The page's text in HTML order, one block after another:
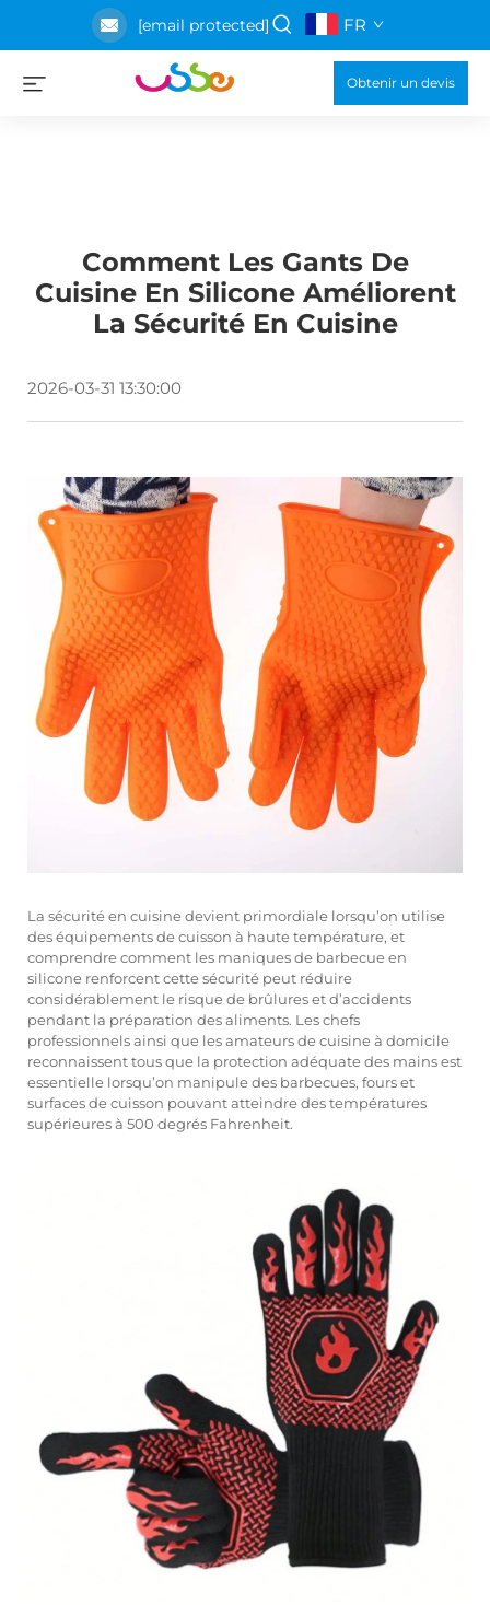
[email protected] FR
Obtenir un devis
Comment Les Gants De
Cuisine En Silicone Améliorent
La Sécurité En Cuisine
2026-03-31 13:30:00
La sécurité en cuisine devient primordiale lorsqu’on utilise
des équipements de cuisson à haute température, et
comprendre comment les maniques de barbecue en
silicone renforcent cette sécurité peut réduire
considérablement le risque de brûlures et d’accidents
pendant la préparation des aliments. Les chefs
professionnels ainsi que les amateurs de cuisine à domicile
reconnaissent tous que la protection adéquate des mains est
essentielle lorsqu’on manipule des barbecues, fours et
surfaces de cuisson pouvant atteindre des températures
supérieures à 500 degrés Fahrenheit.